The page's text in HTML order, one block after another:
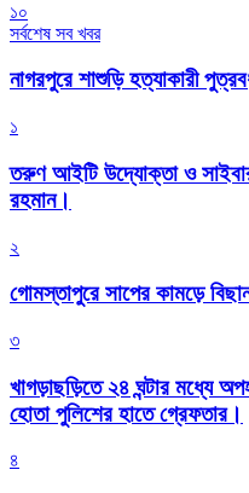
১০
সর্বশেষ সব খবর
নাগরপুরে শাশুড়ি হত্যাকারী
১
তরুণ আইটি উদ্যোক্তা ও সাইবার
রহমান।
২
গোমস্তাপুরে সাপের কামড়ে
৩
খাগড়াছড়িতে ২৪ ঘন্টার মধ্যে
হোতা পুলিশের হাতে গ্রেফতার।
৪